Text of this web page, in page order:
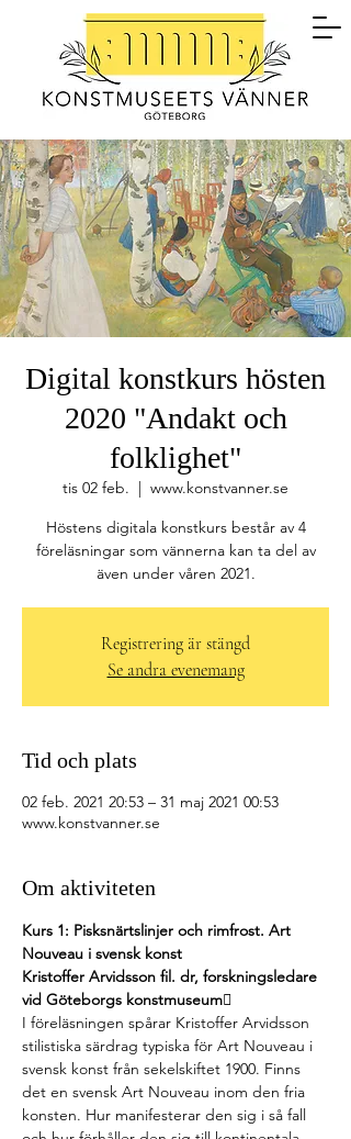
Digital konstkurs hösten
2020 "Andakt och
folklighet"
tis 02 feb.
  |
www.konstvanner.se
Höstens digitala konstkurs består av 4
föreläsningar som vännerna kan ta del av
även under våren 2021.
Registrering är stängd
Se andra evenemang
Tid och plats
02 feb. 2021 20:53 – 31 maj 2021 00:53
www.konstvanner.se
Om aktiviteten
Kurs 1: Pisksnärtslinjer och rimfrost. Art
Nouveau i svensk konst
Kristoffer Arvidsson fil. dr, forskningsledare
vid Göteborgs konstmuseum􏰺
I föreläsningen spårar Kristoffer Arvidsson
stilistiska särdrag typiska för Art Nouveau i
svensk konst från sekelskiftet 1900. Finns
det en svensk Art Nouveau inom den fria
konsten. Hur manifesterar den sig i så fall